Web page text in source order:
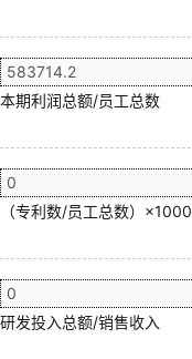
本期利润总额/员工总数
（专利数/员工总数）×1000
研发投入总额/销售收入